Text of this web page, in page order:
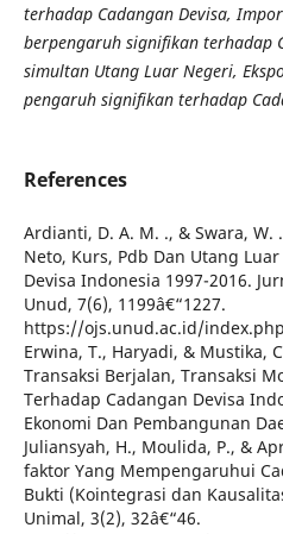
terhadap Cadangan Devisa,
berpengaruh signifikan terhadap
simultan Utang Luar Negeri,
pengaruh signifikan terhadap
References
Ardianti, D. A. M. ., & Swara, W.
Neto, Kurs, Pdb Dan Utang
Devisa Indonesia 1997-2016.
Unud, 7(6), 1199â€“1227.
https://ojs.unud.ac.id/
Erwina, T., Haryadi, & Mustika,
Transaksi Berjalan, Transaksi
Terhadap Cadangan Devisa
Ekonomi Dan Pembangunan
Juliansyah, H., Moulida, P., &
faktor Yang Mempengaruhui
Bukti (Kointegrasi dan
Unimal, 3(2), 32â€“46.